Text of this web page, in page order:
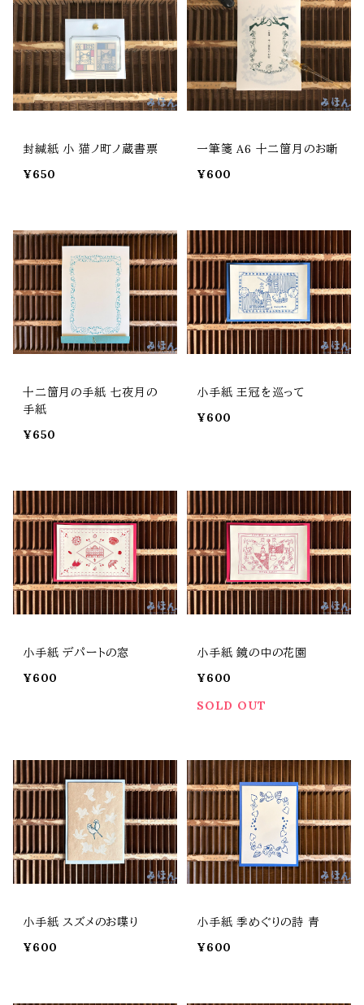
封緘紙 小 猫ノ町ノ蔵書票
¥650
一筆箋 A6 十二箇月のお噺
¥600
十二箇月の手紙 七夜月の
手紙
¥650
小手紙 王冠を巡って
¥600
小手紙 デパートの窓
¥600
小手紙 鏡の中の花園
¥600
SOLD OUT
小手紙 スズメのお喋り
¥600
小手紙 季めぐりの詩 青
¥600